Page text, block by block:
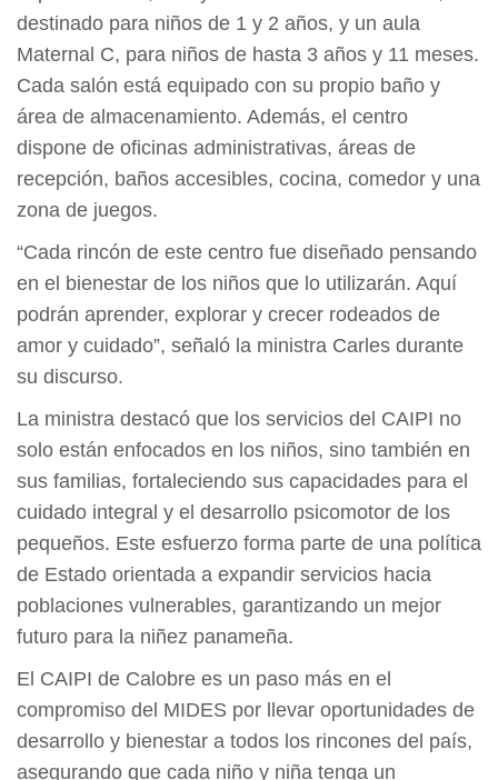
destinado para niños de 1 y 2 años, y un aula
Maternal C, para niños de hasta 3 años y 11 meses.
Cada salón está equipado con su propio baño y
área de almacenamiento. Además, el centro
dispone de oficinas administrativas, áreas de
recepción, baños accesibles, cocina, comedor y una
zona de juegos.
“Cada rincón de este centro fue diseñado pensando
en el bienestar de los niños que lo utilizarán. Aquí
podrán aprender, explorar y crecer rodeados de
amor y cuidado”, señaló la ministra Carles durante
su discurso.
La ministra destacó que los servicios del CAIPI no
solo están enfocados en los niños, sino también en
sus familias, fortaleciendo sus capacidades para el
cuidado integral y el desarrollo psicomotor de los
pequeños. Este esfuerzo forma parte de una política
de Estado orientada a expandir servicios hacia
poblaciones vulnerables, garantizando un mejor
futuro para la niñez panameña.
El CAIPI de Calobre es un paso más en el
compromiso del MIDES por llevar oportunidades de
desarrollo y bienestar a todos los rincones del país,
asegurando que cada niño y niña tenga un